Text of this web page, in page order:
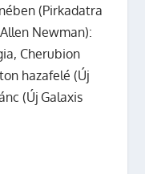
(Pirkadatra
Newman):
Cherubion
hazafelé (Új
(Új Galaxis